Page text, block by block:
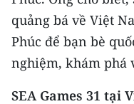
Duyên hải Nam
Nguyên
quảng bá về Việt
Phúc để bạn bè
nghiệm, khám phá
SEA Games 31 tại